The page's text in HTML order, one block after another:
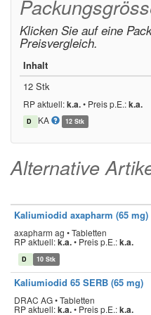
Klicken Sie auf eine
Preisvergleich.
Inhalt
12 Stk
RP aktuell:k.a.• Preis p.E.:k.a.
D KA 12 Stk
Alternative
Kaliumiodid axapharm (65 mg)
axapharm ag • Tabletten
RP aktuell:k.a.• Preis p.E.:k.a.
D 10 Stk
Kaliumiodid 65 SERB (65 mg)
DRAC AG • Tabletten
RP aktuell:k.a.• Preis p.E.:k.a.